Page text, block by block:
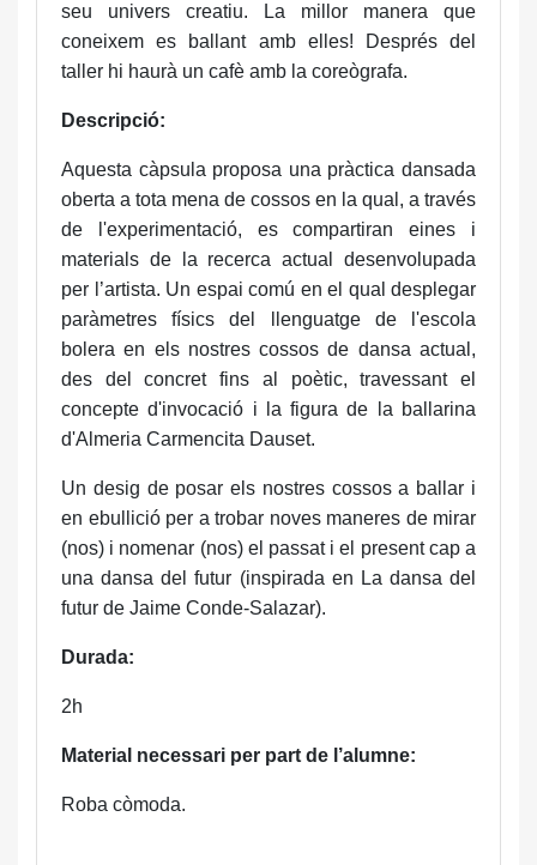
seu univers creatiu. La millor manera que
coneixem es ballant amb elles! Després del
taller hi haurà un cafè amb la coreògrafa.
Descripció:
Aquesta càpsula proposa una pràctica dansada
oberta a tota mena de cossos en la qual, a través
de l'experimentació, es compartiran eines i
materials de la recerca actual desenvolupada
per l’artista. Un espai comú en el qual desplegar
paràmetres físics del llenguatge de l'escola
bolera en els nostres cossos de dansa actual,
des del concret fins al poètic, travessant el
concepte d'invocació i la figura de la ballarina
d'Almeria Carmencita Dauset.
Un desig de posar els nostres cossos a ballar i
en ebullició per a trobar noves maneres de mirar
(nos) i nomenar (nos) el passat i el present cap a
una dansa del futur (inspirada en La dansa del
futur de Jaime Conde-Salazar).
Durada:
2h
Material necessari per part de l’alumne:
Roba còmoda.